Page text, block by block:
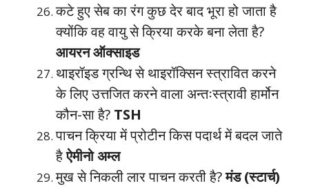
कटे हुए सेब का रंग कुछ देर बाद भूरा हो जाता है
क्योंकि वह वायु से क्रिया करके बना लेता है?
आयरन ऑक्साइड
थाइरॉइड ग्रन्थि से थाइरॉक्सिन स्त्रावित करने
के लिए उत्तजित करने वाला अन्तःस्त्रावी हार्मोन
कौन-सा है? TSH
पाचन क्रिया में प्रोटीन किस पदार्थ में बदल जाते
हैऐमीनो अम्ल
मुख से निकली लार पाचन करती है?मंड (स्टार्च)